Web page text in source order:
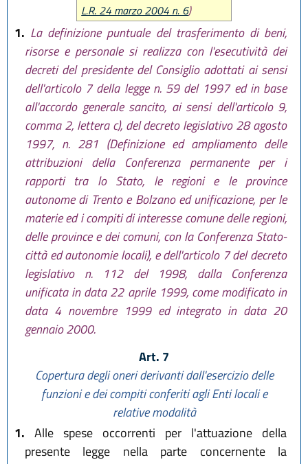
L.R. 24 marzo 2004 n. 6)
1. La definizione puntuale del trasferimento di beni,
risorse e personale si realizza con l'esecutività dei
decreti del presidente del Consiglio adottati ai sensi
dell'articolo 7 della legge n. 59 del 1997 ed in base
all'accordo generale sancito, ai sensi dell'articolo 9,
comma 2, lettera c), del decreto legislativo 28 agosto
1997, n. 281 (Definizione ed ampliamento delle
attribuzioni della Conferenza permanente per i
rapporti tra lo Stato, le regioni e le province
autonome di Trento e Bolzano ed unificazione, per le
materie ed i compiti di interesse comune delle regioni,
delle province e dei comuni, con la Conferenza Stato-
città ed autonomie locali), e dell'articolo 7 del decreto
legislativo n. 112 del 1998, dalla Conferenza
unificata in data 22 aprile 1999, come modificato in
data 4 novembre 1999 ed integrato in data 20
gennaio 2000.
Art. 7
Copertura degli oneri derivanti dall'esercizio delle
funzioni e dei compiti conferiti agli Enti locali e
relative modalità
1. Alle spese occorrenti per l'attuazione della
presente legge nella parte concernente la